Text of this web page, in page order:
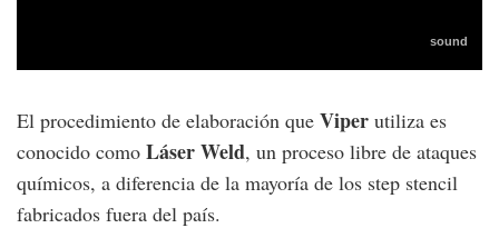
El procedimiento de elaboración que Viper utiliza es
conocido como Láser Weld, un proceso libre de ataques
químicos, a diferencia de la mayoría de los step stencil
fabricados fuera del país.